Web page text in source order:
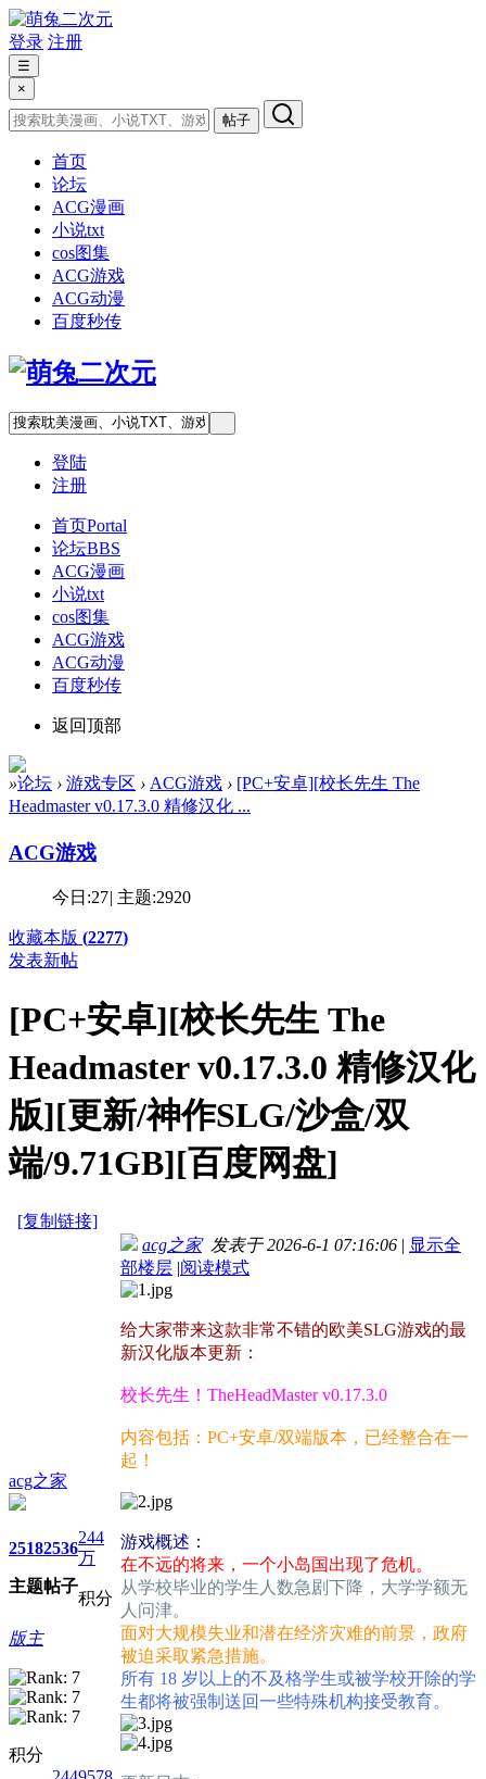
登录 注册
☰
×
帖子
首页
论坛
ACG漫画
小说txt
cos图集
ACG游戏
ACG动漫
百度秒传
登陆
注册
首页Portal
论坛BBS
ACG漫画
小说txt
cos图集
ACG游戏
ACG动漫
百度秒传
返回顶部
»论坛 › 游戏专区 › ACG游戏 › [PC+安卓][校长先生 The
Headmaster v0.17.3.0 精修汉化 ...
ACG游戏
今日:27| 主题:2920
收藏本版 (2277)
发表新帖
[PC+安卓][校长先生 The
Headmaster v0.17.3.0 精修汉化
版][更新/神作SLG/沙盒/双
端/9.71GB][百度网盘]
[复制链接]
acg之家
2518
主题
2536
帖子
244
万
积分
版主
积分
acg之家发表于 2026-6-1 07:16:06 | 显示全
部楼层 |阅读模式
给大家带来这款非常不错的欧美SLG游戏的最
新汉化版本更新：
校长先生！TheHeadMaster v0.17.3.0
内容包括：PC+安卓/双端版本，已经整合在一
起！
游戏概述：
在不远的将来，一个小岛国出现了危机。
从学校毕业的学生人数急剧下降，大学学额无
人问津。
面对大规模失业和潜在经济灾难的前景，政府
被迫采取紧急措施。
所有 18 岁以上的不及格学生或被学校开除的学
生都将被强制送回一些特殊机构接受教育。